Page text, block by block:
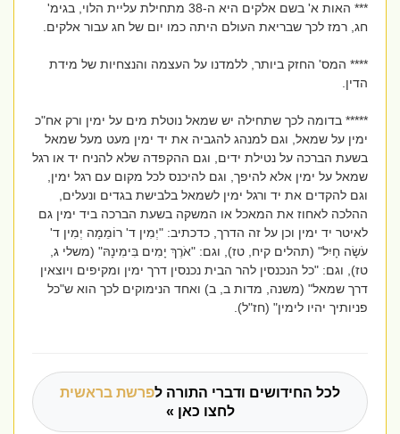
*** האות א' בשם אלקים היא ה-38 מתחילת עליית הלוי, בגימ'
חג, רמז לכך שבריאת העולם היתה כמו יום של חג עבור אלקים.
**** המס' החזק ביותר, ללמדנו על העצמה והנצחיות של מידת
הדין.
***** בדומה לכך שתחילה יש שמאל נוטלת מים על ימין ורק אח"כ
ימין על שמאל, וגם למנהג להגביה את יד ימין מעט מעל שמאל
בשעת הברכה על נטילת ידים, וגם ההקפדה שלא להניח יד או רגל
שמאל על ימין אלא להיפך, וגם להיכנס לכל מקום עם רגל ימין,
וגם להקדים את יד ורגל ימין לשמאל בלבישת בגדים ונעלים,
ההלכה לאחוז את המאכל או המשקה בשעת הברכה ביד ימין גם
לאיטר יד ימין וכן על זה הדרך, כדכתיב: "יְמִין ד' רוֹמֵמָה יְמִין ד'
עֹשָׂה חָיִל" (תהלים קיח, טז), וגם: "אֹרֶךְ יָמִים בִּימִינָהּ" (משלי ג,
טז), וגם: "כל הנכנסין להר הבית נכנסין דרך ימין ומקיפים ויוצאין
דרך שמאל" (משנה, מדות ב, ב) ואחד הנימוקים לכך הוא ש"כל
פניותיך יהיו לימין" (חז"ל).
לכל החידושים ודברי התורה לפרשת בראשית
לחצו כאן »